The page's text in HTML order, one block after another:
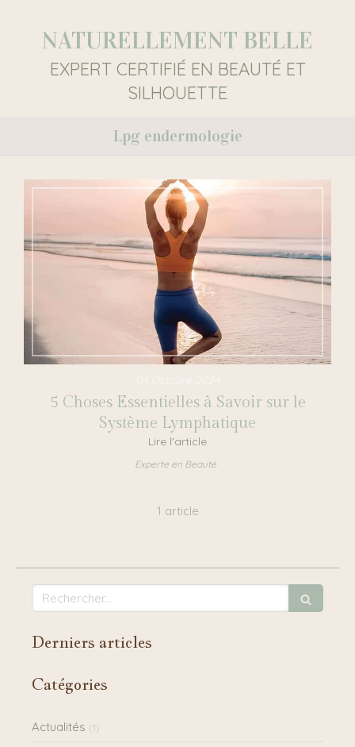
NATURELLEMENT BELLE
EXPERT CERTIFIÉ EN BEAUTÉ ET
SILHOUETTE
Lpg endermologie
5 Choses Essentielles à Savoir sur le
Système Lymphatique
Lire l'article
Experte en Beauté
1 article
Rechercher
Derniers articles
Catégories
Actualités (1)